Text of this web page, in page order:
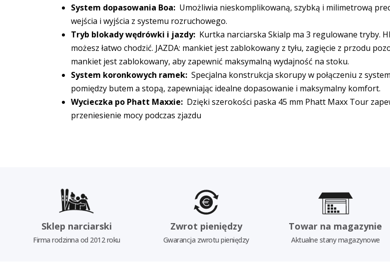
System dopasowania Boa: Umożliwia nieskomplikowaną, szybką i milimetrową
wejścia i wyjścia z systemu rozruchowego.
Tryb blokady wędrówki i jazdy: Kurtka narciarska Skialp ma 3 regulowane tryby.
możesz łatwo chodzić. JAZDA: mankiet jest zablokowany z tyłu, zagięcie z przodu
mankiet jest zablokowany, aby zapewnić maksymalną wydajność na stoku.
System koronkowych ramek: Specjalna konstrukcja skorupy w połączeniu z
pomiędzy butem a stopą, zapewniając idealne dopasowanie i maksymalny komfort.
Wycieczka po Phatt Maxxie: Dzięki szerokości paska 45 mm Phatt Maxx Tour
przeniesienie mocy podczas zjazdu
Sklep narciarski
Firma rodzinna od 2012 roku
Zwrot pieniędzy
Gwarancja zwrotu pieniędzy
Towar na magazynie
Aktualne stany magazynowe